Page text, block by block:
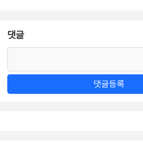
댓글
댓글등록